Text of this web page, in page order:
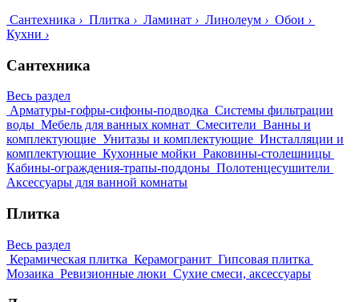
Сантехника › Плитка › Ламинат › Линолеум › Обои ›
Кухни ›
Сантехника
Весь раздел
Арматуры-гофры-сифоны-подводка Системы фильтрации
воды Мебель для ванных комнат Смесители Ванны и
комплектующие Унитазы и комплектующие Инсталляции и
комплектующие Кухонные мойки Раковины-столешницы
Кабины-ограждения-трапы-поддоны Полотенцесушители
Аксессуары для ванной комнаты
Плитка
Весь раздел
Керамическая плитка Керамогранит Гипсовая плитка
Мозаика Ревизионные люки Сухие смеси, аксессуары